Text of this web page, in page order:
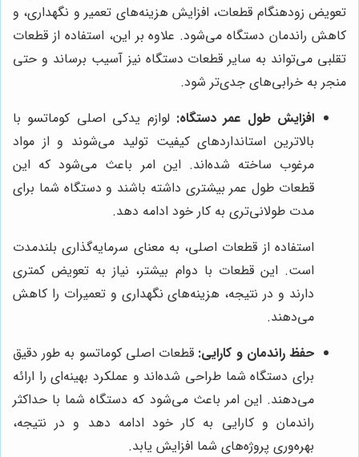
تعویض زودهنگام قطعات، افزایش هزینه‌های تعمیر و نگهداری، و
کاهش راندمان دستگاه می‌شود. علاوه بر این، استفاده از قطعات
تقلبی می‌تواند به سایر قطعات دستگاه نیز آسیب برساند و حتی
منجر به خرابی‌های جدی‌تر شود.
افزایش طول عمر دستگاه: لوازم یدکی اصلی کوماتسو با
بالاترین استانداردهای کیفیت تولید می‌شوند و از مواد
مرغوب ساخته شده‌اند. این امر باعث می‌شود که این
قطعات طول عمر بیشتری داشته باشند و دستگاه شما برای
مدت طولانی‌تری به کار خود ادامه دهد.
استفاده از قطعات اصلی، به معنای سرمایه‌گذاری بلندمدت
است. این قطعات با دوام بیشتر، نیاز به تعویض کمتری
دارند و در نتیجه، هزینه‌های نگهداری و تعمیرات را کاهش
می‌دهند.
حفظ راندمان و کارایی: قطعات اصلی کوماتسو به طور دقیق
برای دستگاه شما طراحی شده‌اند و عملکرد بهینه‌ای را ارائه
می‌دهند. این امر باعث می‌شود که دستگاه شما با حداکثر
راندمان و کارایی به کار خود ادامه دهد و در نتیجه،
بهره‌وری پروژه‌های شما افزایش یابد.